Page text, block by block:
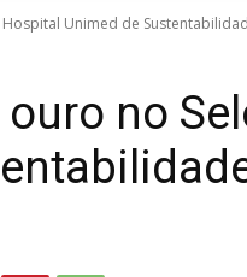
Unimed de
no